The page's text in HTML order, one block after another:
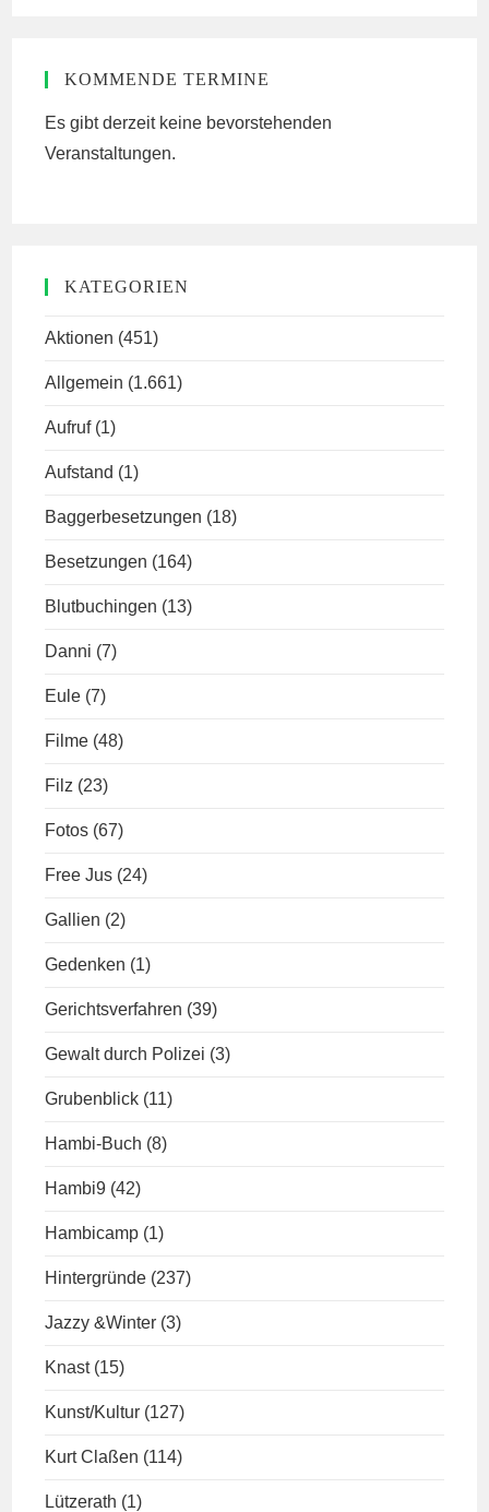
KOMMENDE TERMINE
Es gibt derzeit keine bevorstehenden
Veranstaltungen.
KATEGORIEN
Aktionen (451)
Allgemein (1.661)
Aufruf (1)
Aufstand (1)
Baggerbesetzungen (18)
Besetzungen (164)
Blutbuchingen (13)
Danni (7)
Eule (7)
Filme (48)
Filz (23)
Fotos (67)
Free Jus (24)
Gallien (2)
Gedenken (1)
Gerichtsverfahren (39)
Gewalt durch Polizei (3)
Grubenblick (11)
Hambi-Buch (8)
Hambi9 (42)
Hambicamp (1)
Hintergründe (237)
Jazzy &Winter (3)
Knast (15)
Kunst/Kultur (127)
Kurt Claßen (114)
Lützerath (1)